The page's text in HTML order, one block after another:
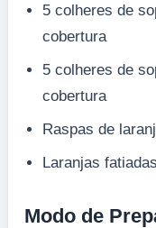
5 colheres de
cobertura
5 colheres de
cobertura
Raspas de
Laranjas
Modo de